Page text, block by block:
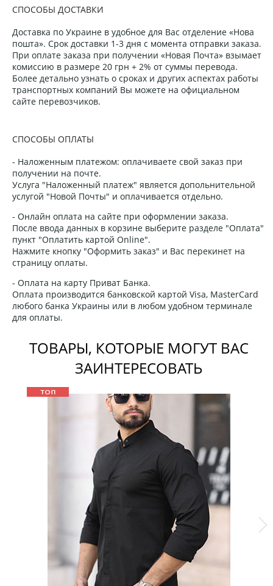
СПОСОБЫ ДОСТАВКИ
Доставка по Украине в удобное для Вас отделение «Нова
пошта». Срок доставки 1-3 дня с момента отправки заказа.
При оплате заказа при получении «Новая Почта» взымает
комиссию в размере 20 грн + 2% от суммы перевода.
Более детально узнать о сроках и других аспектах работы
транспортных компаний Вы можете на официальном
сайте перевозчиков.
СПОСОБЫ ОПЛАТЫ
- Наложенным платежом: оплачиваете свой заказ при
получении на почте.
Услуга "Наложенный платеж" является допольнительной
услугой "Новой Почты" и оплачивается отдельно.
- Онлайн оплата на сайте при оформлении заказа.
После ввода данных в корзине выберите разделе "Оплата"
пункт "Оплатить картой Online".
Нажмите кнопку "Оформить заказ" и Вас перекинет на
страницу оплаты.
- Оплата на карту Приват Банка.
Оплата производится банковской картой Visa, MasterCard
любого банка Украины или в любом удобном терминале
для оплаты.
ТОВАРЫ, КОТОРЫЕ МОГУТ ВАС
ЗАИНТЕРЕСОВАТЬ